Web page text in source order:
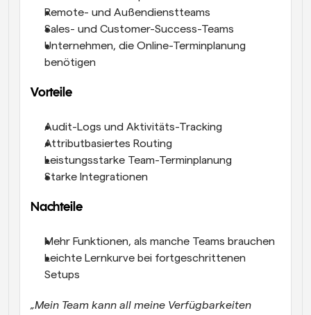
Remote- und Außendienstteams
Sales- und Customer-Success-Teams
Unternehmen, die Online-Terminplanung
benötigen
Vorteile
Audit-Logs und Aktivitäts-Tracking
Attributbasiertes Routing
Leistungsstarke Team-Terminplanung
Starke Integrationen
Nachteile
Mehr Funktionen, als manche Teams brauchen
Leichte Lernkurve bei fortgeschrittenen
Setups
„Mein Team kann all meine Verfügbarkeiten